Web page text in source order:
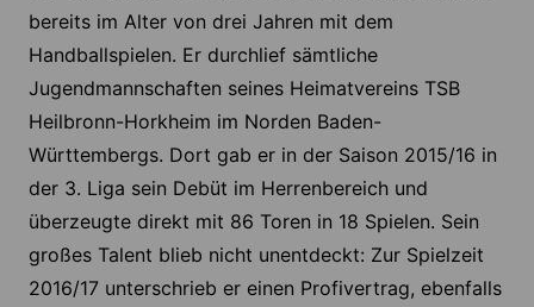
bereits im Alter von drei Jahren mit dem
Handballspielen. Er durchlief sämtliche
Jugendmannschaften seines Heimatvereins TSB
Heilbronn-Horkheim im Norden Baden-
Württembergs. Dort gab er in der Saison 2015/16 in
der 3. Liga sein Debüt im Herrenbereich und
überzeugte direkt mit 86 Toren in 18 Spielen. Sein
großes Talent blieb nicht unentdeckt: Zur Spielzeit
2016/17 unterschrieb er einen Profivertrag, ebenfalls